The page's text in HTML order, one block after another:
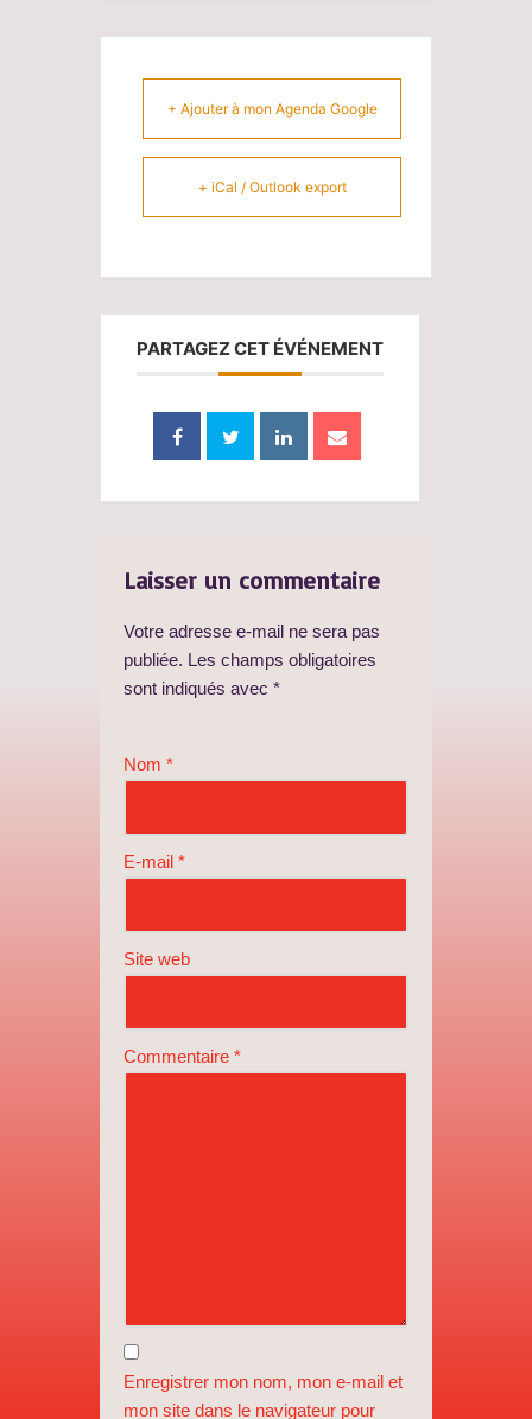
+ Ajouter à mon Agenda Google
+ iCal / Outlook export
PARTAGEZ CET ÉVÉNEMENT
Laisser un commentaire
Votre adresse e-mail ne sera pas
publiée. Les champs obligatoires
sont indiqués avec *
Nom *
E-mail *
Site web
Commentaire *
Enregistrer mon nom, mon e-mail et
mon site dans le navigateur pour